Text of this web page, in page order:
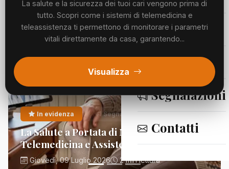
Meteo
Eventi
Segnalazioni
Contatti
La salute e la sicurezza dei tuoi cari vengono prima di
tutto. Scopri come i sistemi di telemedicina e
teleassistenza ti permettono di monitorare i parametri
vitali direttamente da casa, garantendo...
Visualizza
In evidenza Segnalazioni
La Salute a Portata di Mano:
Telemedicina e Assistenza Domiciliare
Giovedì, 09 Luglio 2026 2 min lettura